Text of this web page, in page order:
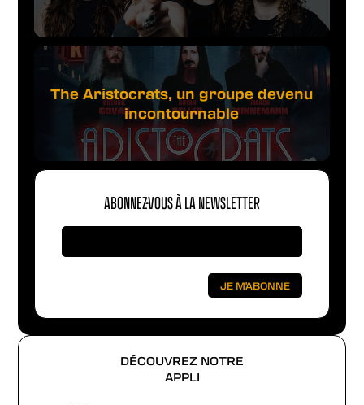
DÉCOUVREZ NOTRE
APPLI
The Aristocrats, un groupe devenu
incontournable
ABONNEZ-VOUS À LA NEWSLETTER